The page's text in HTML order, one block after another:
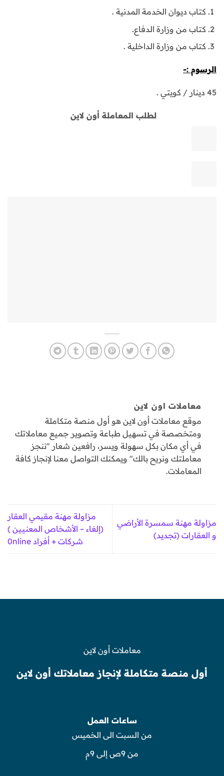
كتاب ديوان الخدمة المدنية .
كتاب من وزارة الدفاع.
كتاب من وزارة الداخلية .
الرسوم :-
45 دينار / كويتي .
لطلب المعاملة أون لاين
معاملات اون لاين
موقع معاملات أون لاين هو أول منصة متكاملة
ومتخصصة في تسهيل طباعة وتصوير جميع معاملاتك
في أي مكان بكل سهولة ويسر، رافعين شعار "ننجز
معاملتك ونريح بالك" ويمكنك التواصل معنا لإنجاز كافة
المعاملات.
مزاولة مهنة سمسرة الأراضي
و العقارات (تجديد)
مزاولة مهنة مقيمي العقار
(إلغاء – الأشخاص المعنيين )
شركات + أفراد 0nline
معاملات أون لاين
أول منصة متكاملة لإنجاز معاملاتك أون لاين
ساعات العمل
من السبت الى الخميس
من 9ص إلى 9م